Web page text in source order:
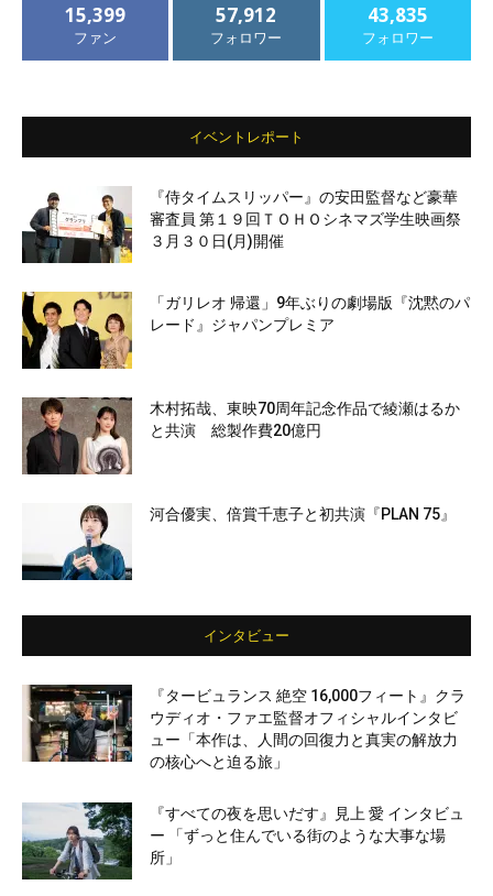
15,399
ファン
57,912
フォロワー
43,835
フォロワー
イベントレポート
『侍タイムスリッパー』の安田監督など豪華
審査員 第１９回ＴＯＨＯシネマズ学生映画祭
３月３０日(月)開催
「ガリレオ 帰還」9年ぶりの劇場版『沈黙のパ
レード』ジャパンプレミア
木村拓哉、東映70周年記念作品で綾瀬はるか
と共演 総製作費20億円
河合優実、倍賞千恵子と初共演『PLAN 75』
インタビュー
『タービュランス 絶空 16,000フィート』クラ
ウディオ・ファエ監督オフィシャルインタビ
ュー「本作は、人間の回復力と真実の解放力
の核心へと迫る旅」
『すべての夜を思いだす』見上 愛 インタビュ
ー 「ずっと住んでいる街のような大事な場
所」